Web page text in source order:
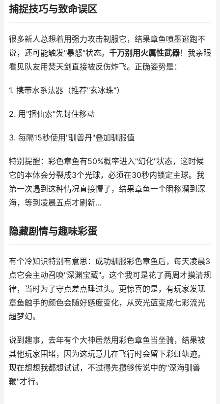
捕捉技巧与致命误区
很多新人总想着用强力攻击制服它，结果章鱼喷墨逃跑不
说，还可能触发"暴怒"状态。 千万别用火属性武器！我亲眼
看见队友用焚天剑直接被反伤炸飞。正确姿势是：
1. 携带水系法器（推荐"玄冰珠"）
2. 用"捆仙索"先封住移动
3. 每隔15秒使用"驯兽丹"叠加驯服值
特别提醒：彩色章鱼有50%概率进入"幻化"状态，这时候
它的本体会分裂成3个光球，必须在30秒内锁定主球。我
第一次遇到这种情况直接懵了，结果章鱼一个瞬移溜到深
海，等到凌晨五点才刷新...
隐藏剧情与趣味彩蛋
有个冷知识特别有意思：成功驯服彩色章鱼后，每天凌晨3
点它会主动召唤"深渊宝藏"。这个我可是花了两周才摸清规
律，当时为了守点差点睡过头。更惊喜的是，有玩家发现
章鱼触手的颜色会随好感度变化，从荧光蓝变成七彩流光
超梦幻。
说到趣事，去年有个大神居然用彩色章鱼当坐骑，结果被
其他玩家围堵，因为这玩意儿在飞行时会留下彩虹轨迹。
现在想想我都想试试，不过得先攒够传说中的"深海驯兽
鞭"才行。